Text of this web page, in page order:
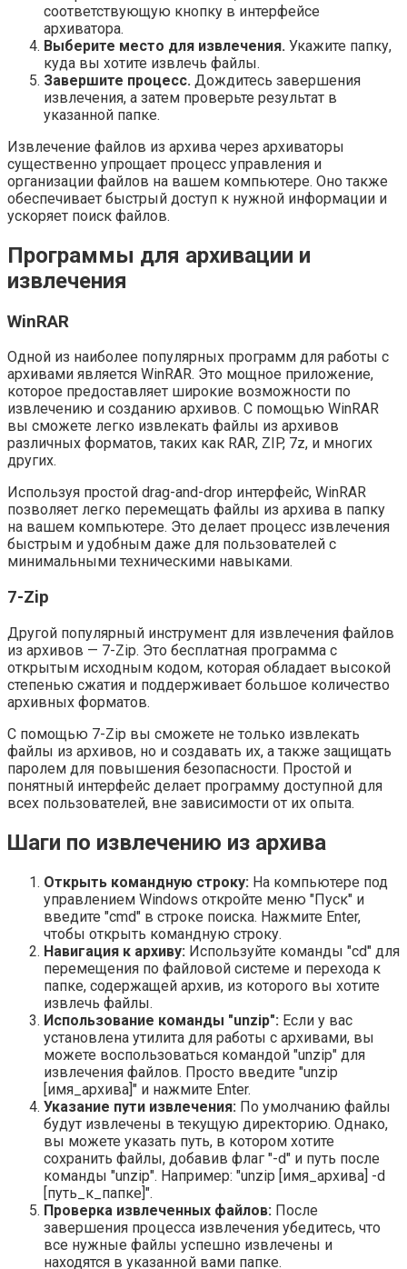
соответствующую кнопку в интерфейсе
архиватора.
Выберите место для извлечения. Укажите папку,
куда вы хотите извлечь файлы.
Завершите процесс. Дождитесь завершения
извлечения, а затем проверьте результат в
указанной папке.
Извлечение файлов из архива через архиваторы
существенно упрощает процесс управления и
организации файлов на вашем компьютере. Оно также
обеспечивает быстрый доступ к нужной информации и
ускоряет поиск файлов.
Программы для архивации и
извлечения
WinRAR
Одной из наиболее популярных программ для работы с
архивами является WinRAR. Это мощное приложение,
которое предоставляет широкие возможности по
извлечению и созданию архивов. С помощью WinRAR
вы сможете легко извлекать файлы из архивов
различных форматов, таких как RAR, ZIP, 7z, и многих
других.
Используя простой drag-and-drop интерфейс, WinRAR
позволяет легко перемещать файлы из архива в папку
на вашем компьютере. Это делает процесс извлечения
быстрым и удобным даже для пользователей с
минимальными техническими навыками.
7-Zip
Другой популярный инструмент для извлечения файлов
из архивов — 7-Zip. Это бесплатная программа с
открытым исходным кодом, которая обладает высокой
степенью сжатия и поддерживает большое количество
архивных форматов.
С помощью 7-Zip вы сможете не только извлекать
файлы из архивов, но и создавать их, а также защищать
паролем для повышения безопасности. Простой и
понятный интерфейс делает программу доступной для
всех пользователей, вне зависимости от их опыта.
Шаги по извлечению из архива
Открыть командную строку: На компьютере под
управлением Windows откройте меню "Пуск" и
введите "cmd" в строке поиска. Нажмите Enter,
чтобы открыть командную строку.
Навигация к архиву: Используйте команды "cd" для
перемещения по файловой системе и перехода к
папке, содержащей архив, из которого вы хотите
извлечь файлы.
Использование команды "unzip": Если у вас
установлена утилита для работы с архивами, вы
можете воспользоваться командой "unzip" для
извлечения файлов. Просто введите "unzip
[имя_архива]" и нажмите Enter.
Указание пути извлечения: По умолчанию файлы
будут извлечены в текущую директорию. Однако,
вы можете указать путь, в котором хотите
сохранить файлы, добавив флаг "-d" и путь после
команды "unzip". Например: "unzip [имя_архива] -d
[путь_к_папке]".
Проверка извлеченных файлов: После
завершения процесса извлечения убедитесь, что
все нужные файлы успешно извлечены и
находятся в указанной вами папке.